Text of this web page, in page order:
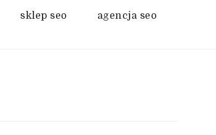
sklep seo agencja seo